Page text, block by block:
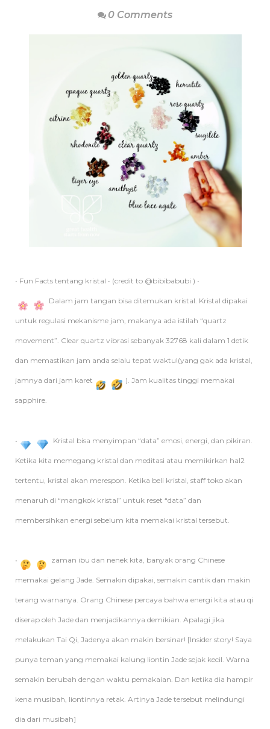
0 Comments
• Fun Facts tentang kristal • (credit to @bibibabubi ) •
Dalam jam tangan bisa ditemukan kristal. Kristal dipakai
untuk regulasi mekanisme jam, makanya ada istilah “quartz
movement”. Clear quartz vibrasi sebanyak 32768 kali dalam 1 detik
dan memastikan jam anda selalu tepat waktu!(yang gak ada kristal,
jamnya dari jam karet ). Jam kualitas tinggi memakai
sapphire.
• Kristal bisa menyimpan “data” emosi, energi, dan pikiran.
Ketika kita memegang kristal dan meditasi atau memikirkan hal2
tertentu, kristal akan merespon. Ketika beli kristal, staff toko akan
menaruh di “mangkok kristal” untuk reset “data” dan
membersihkan energi sebelum kita memakai kristal tersebut.
• zaman ibu dan nenek kita, banyak orang Chinese
memakai gelang Jade. Semakin dipakai, semakin cantik dan makin
terang warnanya. Orang Chinese percaya bahwa energi kita atau qi
diserap oleh Jade dan menjadikannya demikian. Apalagi jika
melakukan Tai Qi, Jadenya akan makin bersinar! [Insider story! Saya
punya teman yang memakai kalung liontin Jade sejak kecil. Warna
semakin berubah dengan waktu pemakaian. Dan ketika dia hampir
kena musibah, liontinnya retak. Artinya Jade tersebut melindungi
dia dari musibah]